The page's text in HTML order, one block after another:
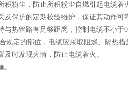
积粉尘，防止所积粉尘自燃引起电缆着
及保护的定期校验维护，保证其动作可
与热管路有足够距离，控制电缆不小
规定的部位，电缆应采取阻燃、隔热措
及时发现火情，防止电缆着火。
。